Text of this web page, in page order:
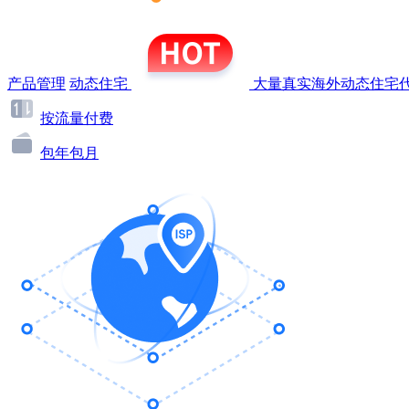
产品管理 动态住宅 大量真实海外动态住宅
按流量付费
包年包月